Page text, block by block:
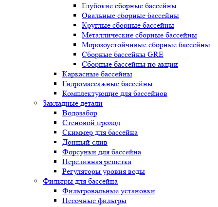
Глубокие сборные бассейны
Овальные сборные бассейны
Круглые сборные бассейны
Металлические сборные бассейны
Морозоустойчивые сборные бассейны
Сборные бассейны GRE
Сборные бассейны по акции
Каркасные бассейны
Гидромассажные бассейны
Комплектующие для бассейнов
Закладные детали
Водозабор
Стеновой проход
Скиммер для бассейна
Донный слив
Форсунки для бассейна
Переливная решетка
Регуляторы уровня воды
Фильтры для бассейна
Фильтровальные установки
Песочные фильтры